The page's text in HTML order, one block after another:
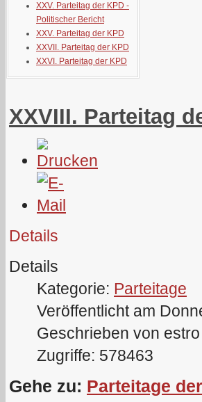
XXV. Parteitag der KPD -
Politischer Bericht
XXV. Parteitag der KPD
XXVII. Parteitag der KPD
XXVI. Parteitag der KPD
XXVIII. Parteitag
Details
Details
Kategorie: Parteitage
Veröffentlicht am
Geschrieben von estro
Zugriffe: 578463
Gehe zu: Parteitage